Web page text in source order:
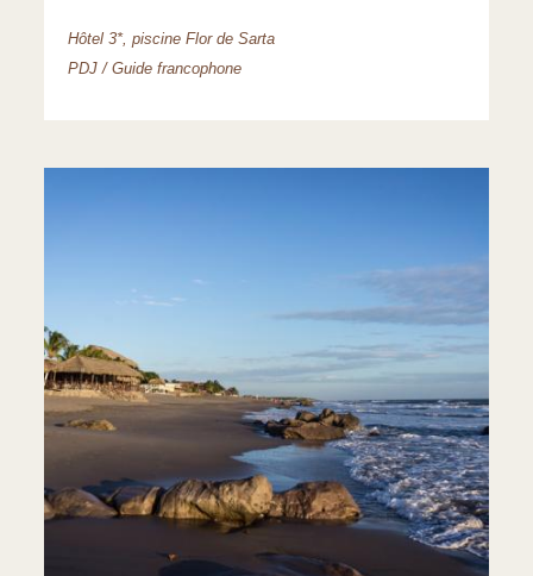
Hôtel 3*, piscine Flor de Sarta
PDJ / Guide francophone